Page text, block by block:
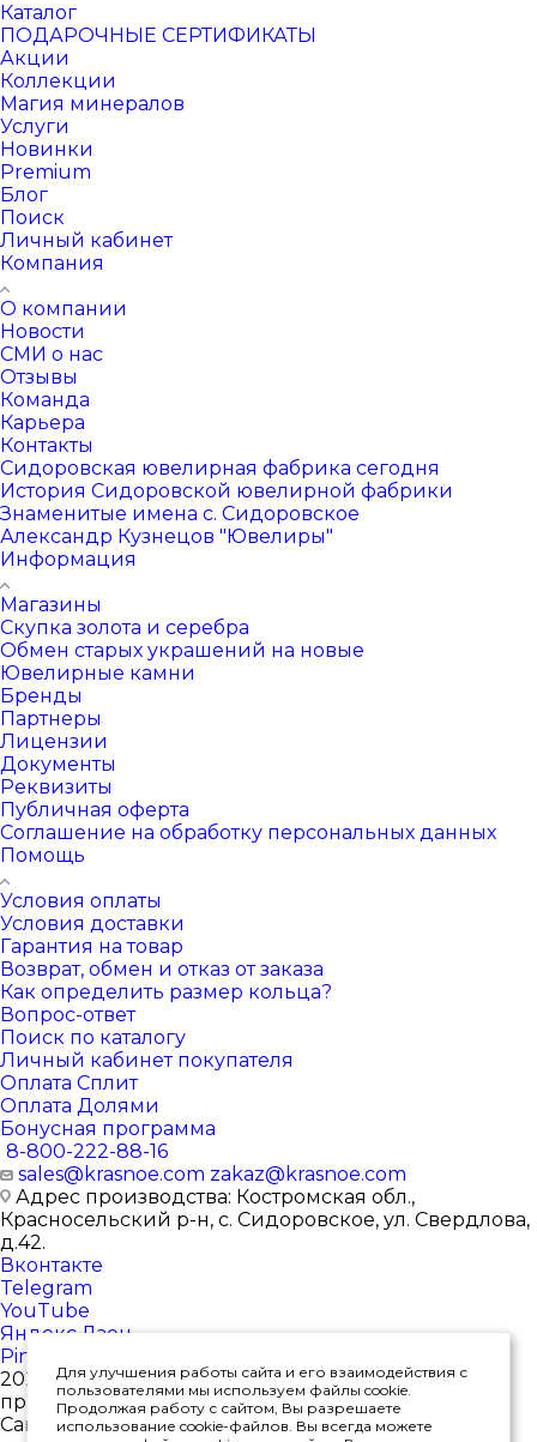
Каталог
ПОДАРОЧНЫЕ СЕРТИФИКАТЫ
Акции
Коллекции
Магия минералов
Услуги
Новинки
Premium
Блог
Поиск
Личный кабинет
Компания
О компании
Новости
СМИ о нас
Отзывы
Команда
Карьера
Контакты
Сидоровская ювелирная фабрика сегодня
История Сидоровской ювелирной фабрики
Знаменитые имена с. Сидоровское
Александр Кузнецов "Ювелиры"
Информация
Магазины
Скупка золота и серебра
Обмен старых украшений на новые
Ювелирные камни
Бренды
Партнеры
Лицензии
Документы
Реквизиты
Публичная оферта
Соглашение на обработку персональных данных
Помощь
Условия оплаты
Условия доставки
Гарантия на товар
Возврат, обмен и отказ от заказа
Как определить размер кольца?
Вопрос-ответ
Поиск по каталогу
Личный кабинет покупателя
Оплата Сплит
Оплата Долями
Бонусная программа
8-800-222-88-16
sales@krasnoe.com zakaz@krasnoe.com
Адрес производства: Костромская обл.,
Красносельский р-н, с. Сидоровское, ул. Свердлова,
д.42.
Вконтакте
Telegram
YouTube
Яндекс.Дзен
Pinterest
2026 © Интернет-магазин ювелирных изделий от
производителя
Сайт носит исключительно информационный
Для улучшения работы сайта и его взаимодействия с
пользователями мы используем файлы cookie.
Продолжая работу с сайтом, Вы разрешаете
использование cookie-файлов. Вы всегда можете